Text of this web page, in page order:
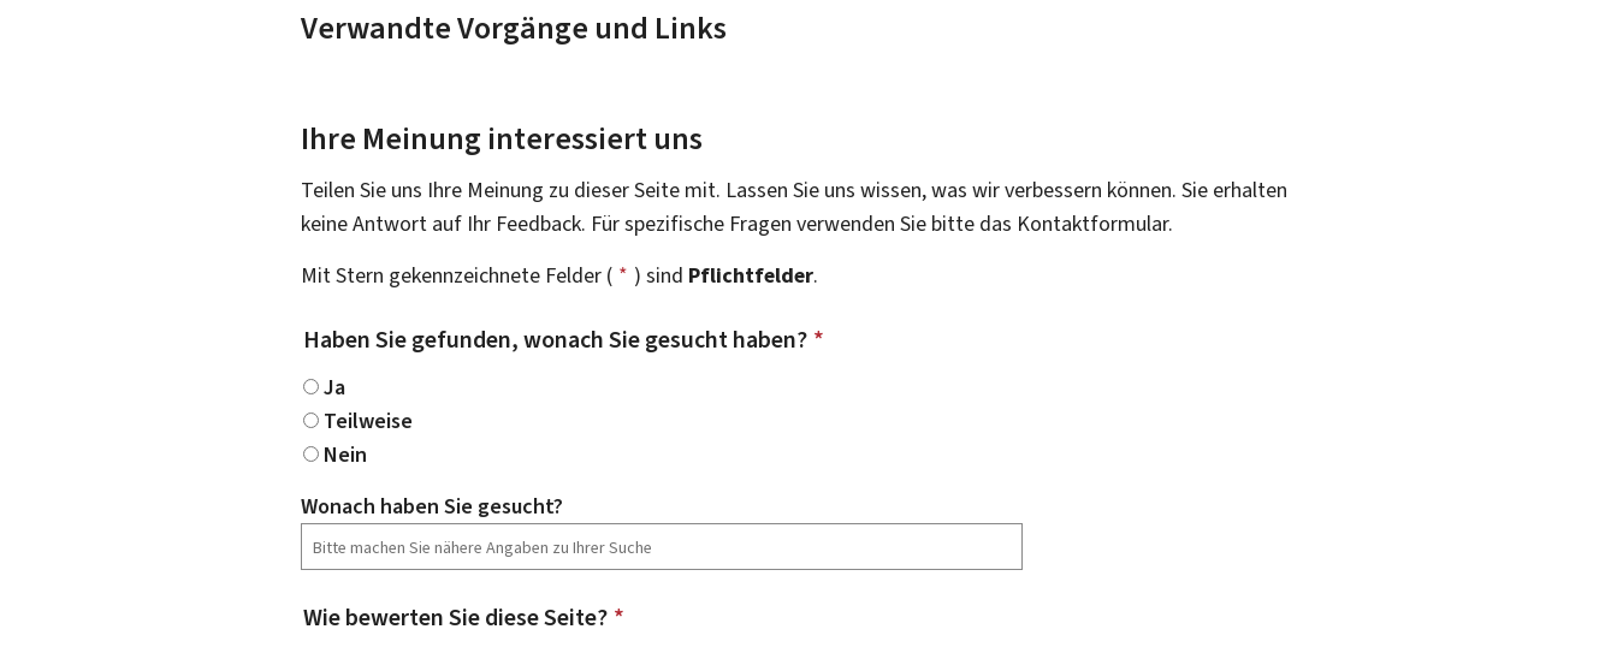
Verwandte Vorgänge und Links
Ihre Meinung interessiert uns
Teilen Sie uns Ihre Meinung zu dieser Seite mit. Lassen Sie uns wissen, was wir verbessern können. Sie erhalten
keine Antwort auf Ihr Feedback. Für spezifische Fragen verwenden Sie bitte das Kontaktformular.
Mit Stern gekennzeichnete Felder ( * ) sind Pflichtfelder.
Haben Sie gefunden, wonach Sie gesucht haben? *
Ja
Teilweise
Nein
Wonach haben Sie gesucht?
Wie bewerten Sie diese Seite? *